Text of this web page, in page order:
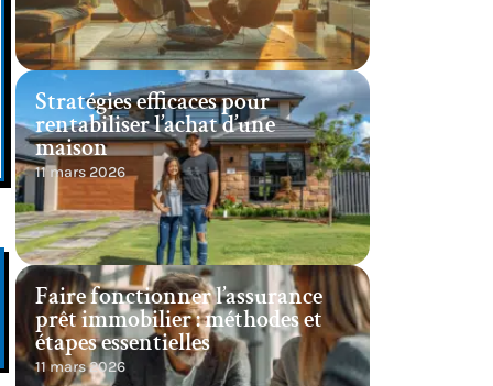
Stratégies efficaces pour
rentabiliser l’achat d’une
maison
11 mars 2026
Faire fonctionner l’assurance
prêt immobilier : méthodes et
étapes essentielles
11 mars 2026